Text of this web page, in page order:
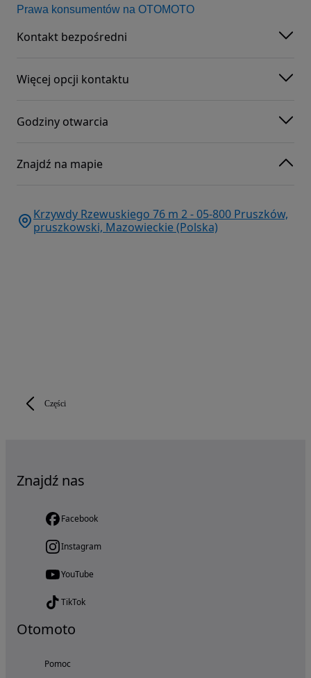
Części
Prawa konsumentów na OTOMOTO
Kontakt bezpośredni
Więcej opcji kontaktu
Godziny otwarcia
Znajdź na mapie
Krzywdy Rzewuskiego 76 m 2 - 05-800 Pruszków,
pruszkowski, Mazowieckie (Polska)
Znajdź nas
Facebook
Instagram
YouTube
TikTok
Otomoto
Pomoc